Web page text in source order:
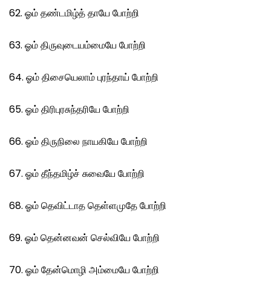
62. ஓம் தண்டமிழ்த் தாயே போற்றி
63. ஓம் திருவுடையம்மையே போற்றி
64. ஓம் திசையெலாம் புரந்தாய் போற்றி
65. ஓம் திரிபுரசுந்தரியே போற்றி
66. ஓம் திருநிலை நாயகியே போற்றி
67. ஓம் தீந்தமிழ்ச் சுவையே போற்றி
68. ஓம் தெவிட்டாத தெள்ளமுதே போற்றி
69. ஓம் தென்னவன் செல்வியே போற்றி
70. ஓம் தேன்மொழி அம்மையே போற்றி